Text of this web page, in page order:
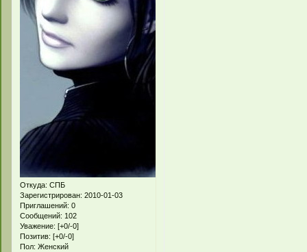
Откуда: СПБ
Зарегистрирован: 2010-01-03
Приглашений: 0
Сообщений: 102
Уважение: [+0/-0]
Позитив: [+0/-0]
Пол: Женский